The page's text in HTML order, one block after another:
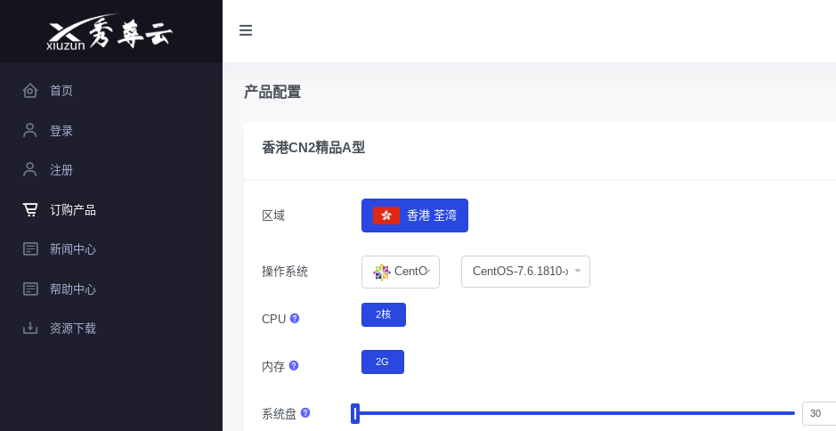
首页
登录
注册
订购产品
新闻中心
帮助中心
资源下载
产品配置
香港CN2精品A型
区域 香港 荃湾
操作系统 CentOS
CPU 2核
内存 2G
系统盘